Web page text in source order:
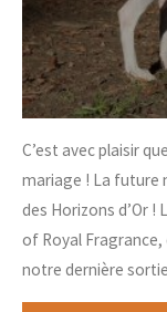
C’est avec plaisir
mariage ! La future
des Horizons d’Or
of Royal Fragrance,
notre dernière